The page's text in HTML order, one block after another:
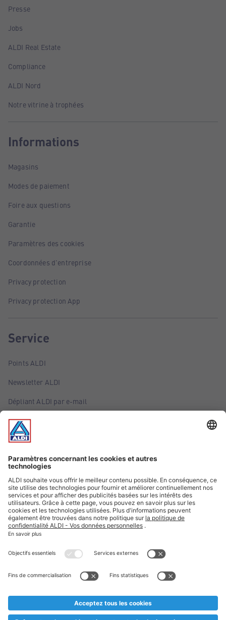
Presse
Jobs
ALDI Real Estate
Compliance
ALDI Nord
Notre vitrine à trophées
Informations
Magasins
Modes de paiement
Foire aux questions
Garantie
Paramètres des cookies
Coordonnées d'entreprise
Privacy protection
Privacy protection App
Service
Points ALDI
Newsletter ALDI
Dépliant ALDI par e-mail
Offres
Infos essentielles
Suivez ALDI Belgique
Textes marqués d'un astérisque et mentions légales
* Nous vendons ces articles temporairement et jusqu'à
au cas où, malgré le planning bien étudié, nous serions
prématurément en rupture de stock. Prix Recupel et TVA incl.
** Sur ce site, l’utilisation de la forme masculine a été adoptée